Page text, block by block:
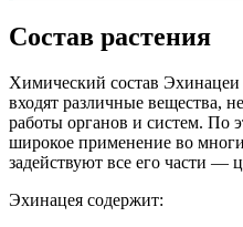
Состав растения
Химический состав Эхинацеи
входят различные вещества,
работы органов и систем. По
широкое применение во
задействуют все его части —
Эхинацея содержит: